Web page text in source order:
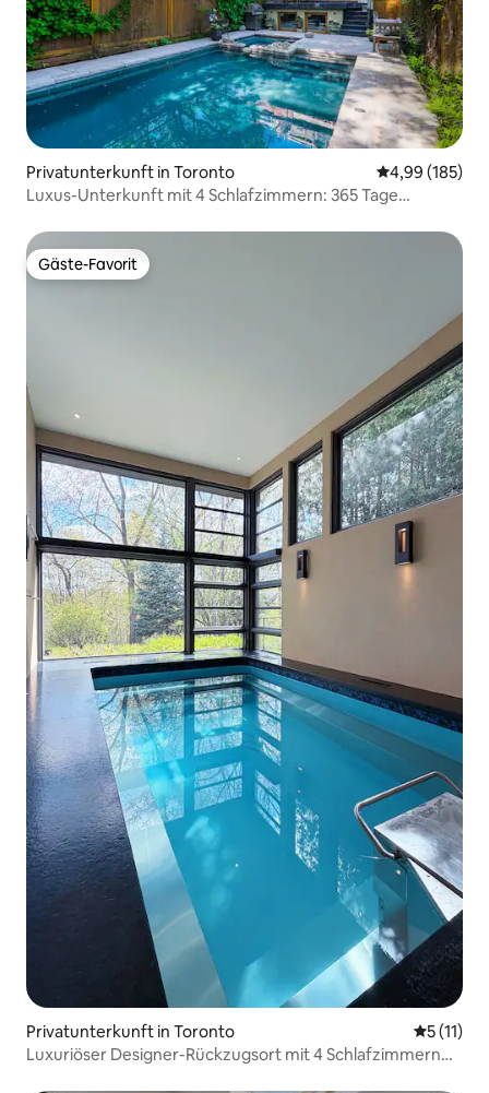
Privatunterkunft in Toronto
4,99 (185)
Luxus-Unterkunft mit 4 Schlafzimmern: 365 Tage
Gäste-Favorit
Gäste-Favorit
Privatunterkunft in Toronto
5 (11)
Luxuriöser Designer-Rückzugsort mit 4 Schlafzimmern